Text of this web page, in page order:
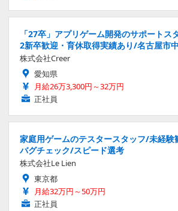
「27卒」アプリゲーム開発のサポートス
2新卒歓迎・育休取得実績あり/名古屋市
株式会社Creer
愛知県
月給26万3,300円～32万円
正社員
家庭用ゲームのテスタースタッフ/未経
バグチェック/スピード選考
株式会社Le Lien
東京都
月給32万円～50万円
正社員